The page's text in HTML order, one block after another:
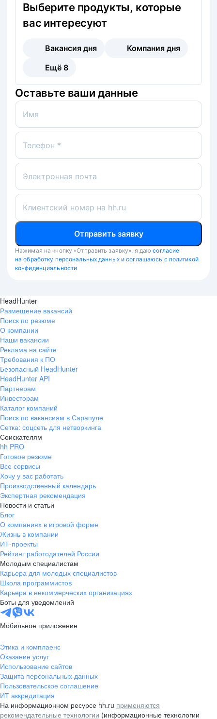
Выберите продукты, которые
вас интересуют
Вакансия дня
Компания дня
Ещё 8
Оставьте ваши данные
Имя
Телефон *
Электронная почта
Клиентский номер на hh.ru
Отправить заявку
Нажимая на кнопку «Отправить заявку», я даю согласие
на обработку персональных данных и соглашаюсь с политикой
конфиденциальности
HeadHunter
Размещение вакансий
Поиск по резюме
О компании
Наши вакансии
Реклама на сайте
Требования к ПО
Безопасный HeadHunter
HeadHunter API
Партнерам
Инвесторам
Каталог компаний
Поиск по вакансиям в Сарапуле
Сетка: соцсеть для нетворкинга
Соискателям
hh PRO
Готовое резюме
Все сервисы
Хочу у вас работать
Производственный календарь
Экспертная рекомендация
Новости и статьи
Блог
О компаниях в игровой форме
Жизнь в компании
ИТ-проекты
Рейтинг работодателей России
Молодым специалистам
Карьера для молодых специалистов
Школа программистов
Карьера в некоммерческих организациях
Боты для уведомлений
Мобильное приложение
Этика и комплаенс
Оказание услуг
Использование сайтов
Защита персональных данных
Пользовательское соглашение
ИТ аккредитация
На информационном ресурсе hh.ru применяются
рекомендательные технологии (информационные технологии